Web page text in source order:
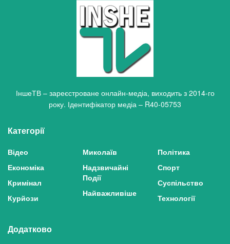
ІншеТВ – зареєстроване онлайн-медіа, виходить з 2014-го
року. Ідентифікатор медіа – R40-05753
Категорії
Відео
Економіка
Кримінал
Курйози
Миколаїв
Надзвичайні
Події
Найважливіше
Політика
Спорт
Суспільство
Технології
Додатково